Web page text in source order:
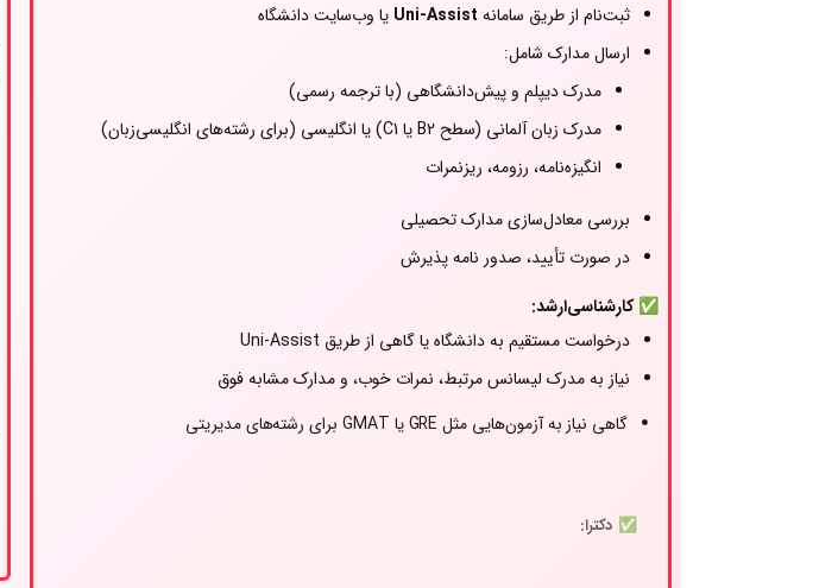
ثبت‌نام از طریق سامانه Uni-Assist یا وب‌سایت دانشگاه
ارسال مدارک شامل:
مدرک دیپلم و پیش‌دانشگاهی (با ترجمه رسمی)
مدرک زبان آلمانی (سطح B2 یا C1) یا انگلیسی (برای رشته‌های انگلیسی‌زبان)
انگیزه‌نامه، رزومه، ریزنمرات
بررسی معادل‌سازی مدارک تحصیلی
در صورت تأیید، صدور نامه پذیرش
✅ کارشناسی‌ارشد:
درخواست مستقیم به دانشگاه یا گاهی از طریق Uni-Assist
نیاز به مدرک لیسانس مرتبط، نمرات خوب، و مدارک مشابه فوق
گاهی نیاز به آزمون‌هایی مثل GRE یا GMAT برای رشته‌های مدیریتی
ارسال پروپوزال تحقیقاتی و رزومه